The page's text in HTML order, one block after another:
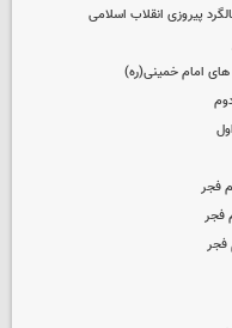
پیروزی انقلاب اسلامی
های امام خمینی(ره)
فجر
فجر
فجر